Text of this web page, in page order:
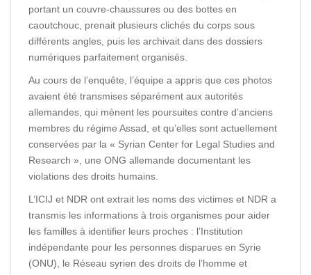
portant un couvre-chaussures ou des bottes en
caoutchouc, prenait plusieurs clichés du corps sous
différents angles, puis les archivait dans des dossiers
numériques parfaitement organisés.
Au cours de l’enquête, l’équipe a appris que ces photos
avaient été transmises séparément aux autorités
allemandes, qui mènent les poursuites contre d’anciens
membres du régime Assad, et qu’elles sont actuellement
conservées par la « Syrian Center for Legal Studies and
Research », une ONG allemande documentant les
violations des droits humains.
L’ICIJ et NDR ont extrait les noms des victimes et NDR a
transmis les informations à trois organismes pour aider
les familles à identifier leurs proches : l’Institution
indépendante pour les personnes disparues en Syrie
(ONU), le Réseau syrien des droits de l’homme et